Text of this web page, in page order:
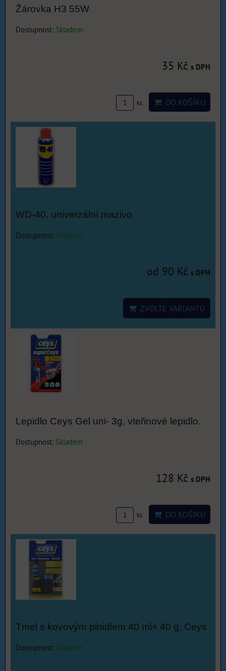
Žárovka H3 55W
Dostupnost: Skladem
35 Kč s DPH
ks DO KOŠÍKU
WD-40, univerzální mazivo
Dostupnost: Skladem
od 90 Kč s DPH
ZVOLTE VARIANTU
Lepidlo Ceys Gel uni- 3g, vteřinové lepidlo.
Dostupnost: Skladem
128 Kč s DPH
ks DO KOŠÍKU
Tmel s kovovým plnidlem 40 ml+ 40 g, Ceys
Dostupnost: Skladem